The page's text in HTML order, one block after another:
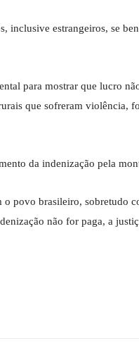
inclusive estrangeiros, se
para mostrar que lucro
que sofreram violência,
da indenização pela
povo brasileiro, sobretudo
não for paga, a